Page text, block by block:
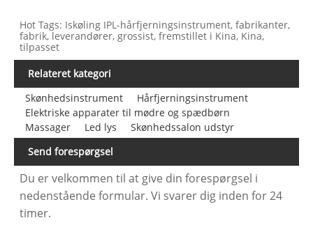
Hot Tags: Iskøling IPL-hårfjerningsinstrument, fabrikanter,
fabrik, leverandører, grossist, fremstillet i Kina, Kina,
tilpasset
Relateret kategori
Skønhedsinstrument
Hårfjerningsinstrument
Elektriske apparater til mødre og spædbørn
Massager
Led lys
Skønhedssalon udstyr
Send forespørgsel
Du er velkommen til at give din forespørgsel i
nedenstående formular. Vi svarer dig inden for 24
timer.